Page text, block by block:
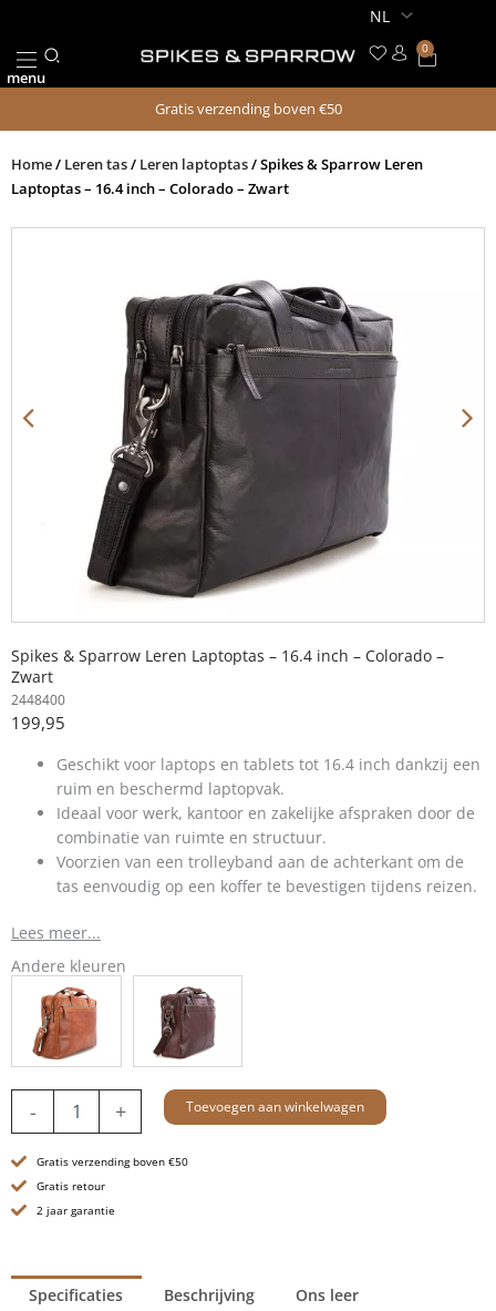
de
inhoud
menu
0
Gratis verzending boven €50
Home/ Leren tas/ Leren laptoptas/ Spikes & Sparrow Leren
Laptoptas – 16.4 inch – Colorado – Zwart
Spikes & Sparrow Leren Laptoptas – 16.4 inch – Colorado –
Zwart
2448400
199,95
Geschikt voor laptops en tablets tot 16.4 inch dankzij een
ruim en beschermd laptopvak.
Ideaal voor werk, kantoor en zakelijke afspraken door de
combinatie van ruimte en structuur.
Voorzien van een trolleyband aan de achterkant om de
tas eenvoudig op een koffer te bevestigen tijdens reizen.
Lees meer...
Andere kleuren
-
Laptoptas
16.4
inch
-
Zwart
aantal
+ Toevoegen aan winkelwagen
Gratis verzending boven €50
Gratis retour
2 jaar garantie
Specificaties Beschrijving Ons leer